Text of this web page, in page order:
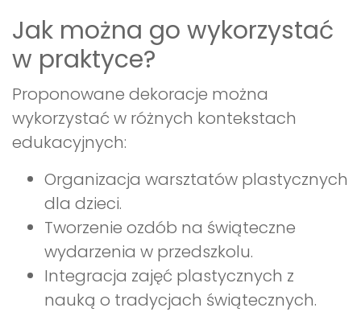
Jak można go wykorzystać
w praktyce?
Proponowane dekoracje można
wykorzystać w różnych kontekstach
edukacyjnych:
Organizacja warsztatów plastycznych
dla dzieci.
Tworzenie ozdób na świąteczne
wydarzenia w przedszkolu.
Integracja zajęć plastycznych z
nauką o tradycjach świątecznych.